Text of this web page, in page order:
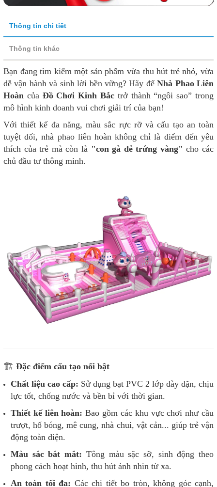
Thông tin chi tiết
Thông tin khác
Bạn đang tìm kiếm một sản phẩm vừa thu hút trẻ nhỏ, vừa
dễ vận hành và sinh lời bền vững? Hãy đểNhà Phao Liên
Hoàn của Đồ Chơi Kinh Bắc trở thành “ngôi sao” trong
mô hình kinh doanh vui chơi giải trí của bạn!
Với thiết kế đa năng, màu sắc rực rỡ và cấu tạo an toàn
tuyệt đối, nhà phao liên hoàn không chỉ là điểm đến yêu
thích của trẻ mà còn là "con gà đẻ trứng vàng" cho các
chủ đầu tư thông minh.
🏗️ Đặc điểm cấu tạo nổi bật
Chất liệu cao cấp: Sử dụng bạt PVC 2 lớp dày dặn, chịu
lực tốt, chống nước và bền bỉ với thời gian.
Thiết kế liên hoàn: Bao gồm các khu vực chơi như cầu
trượt, hố bóng, mê cung, nhà chui, vật cản... giúp trẻ vận
động toàn diện.
Màu sắc bắt mắt: Tông màu sặc sỡ, sinh động theo
phong cách hoạt hình, thu hút ánh nhìn từ xa.
An toàn tối đa: Các chi tiết bo tròn, không góc cạnh,